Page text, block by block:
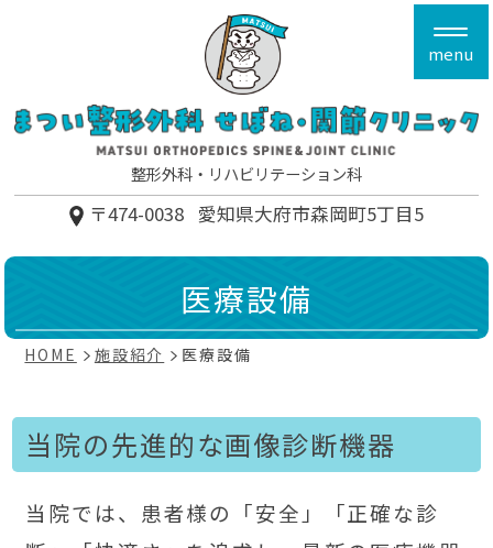
整形外科 リハビリテーション科
〒474-0038 愛知県大府市森岡町5丁目5
menu
医療設備
HOME 施設紹介 医療設備
当院の先進的な画像診断機器
当院では、患者様の「安全」「正確な診